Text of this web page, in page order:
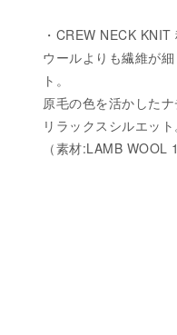
・CREW NECK
ウールよりも繊維が
ト。
原毛の色を活かした
リラックスシルエッ
（素材:LAMB WOOL